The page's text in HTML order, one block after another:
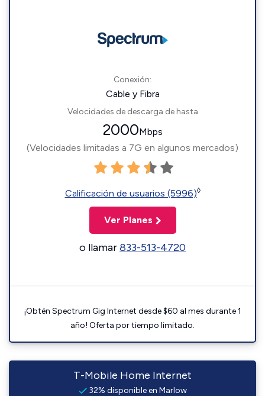
Conexión:
Cable y Fibra
Velocidades de descarga de hasta
2000Mbps
(Velocidades limitadas a 7G en algunos mercados)
Calificación de usuarios (5996)◊
Ver Planes
o llamar833-513-4720
¡Obtén Spectrum Gig Internet desde $60 al mes durante 1
año! Oferta por tiempo limitado.
T-Mobile Home Internet
32% disponible en Marlow